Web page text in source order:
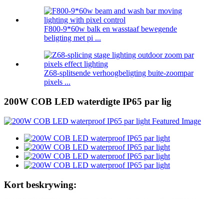
F800-9*60w balk en wasstaaf bewegende
beligting met pi ...
Z68-splitsende verhoogbeligting buite-zoompar
pixels ...
200W COB LED waterdigte IP65 par lig
Kort beskrywing: